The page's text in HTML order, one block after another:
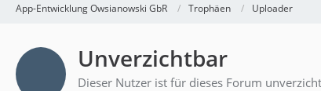
App-Entwicklung Owsianowski GbR Trophäen Uploader
Unverzichtbar
Dieser Nutzer ist für dieses Forum